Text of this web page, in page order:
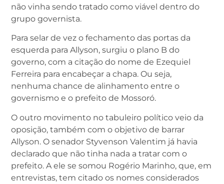
não vinha sendo tratado como viável dentro do
grupo governista.
Para selar de vez o fechamento das portas da
esquerda para Allyson, surgiu o plano B do
governo, com a citação do nome de Ezequiel
Ferreira para encabeçar a chapa. Ou seja,
nenhuma chance de alinhamento entre o
governismo e o prefeito de Mossoró.
O outro movimento no tabuleiro político veio da
oposição, também com o objetivo de barrar
Allyson. O senador Styvenson Valentim já havia
declarado que não tinha nada a tratar com o
prefeito. A ele se somou Rogério Marinho, que, em
entrevistas, tem citado os nomes considerados